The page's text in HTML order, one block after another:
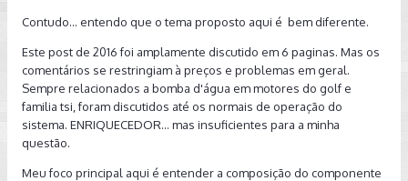
Contudo... entendo que o tema proposto aqui é bem diferente.
Este post de 2016 foi amplamente discutido em 6 paginas. Mas os
comentários se restringiam à preços e problemas em geral.
Sempre relacionados a bomba d'água em motores do golf e
familia tsi, foram discutidos até os normais de operação do
sistema. ENRIQUECEDOR... mas insuficientes para a minha
questão.
Meu foco principal aqui é entender a composição do componente